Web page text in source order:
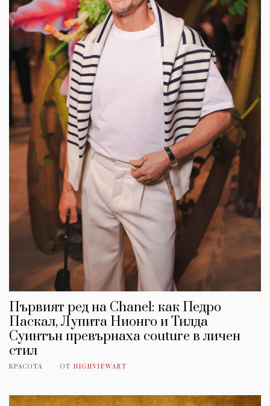
Първият ред на Chanel: как Педро
Паскал, Лупита Нионго и Тилда
Суинтън превърнаха couture в личен
стил
КРАСОТА ОТ HIGHVIEWART